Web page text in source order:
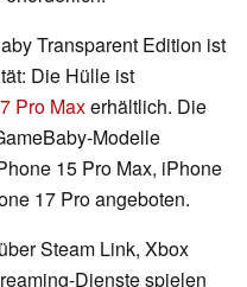
Transparent Edition ist
Die Hülle ist
Pro Maxerhältlich. Die
Modelle
15 Pro Max, iPhone
17 Pro angeboten.
Steam Link, Xbox
Dienste spielen